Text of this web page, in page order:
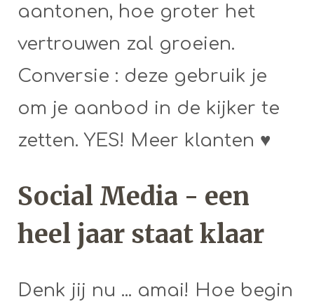
aantonen, hoe groter het
vertrouwen zal groeien.
Conversie : deze gebruik je
om je aanbod in de kijker te
zetten. YES! Meer klanten ♥
Social Media - een
heel jaar staat klaar
Denk jij nu ... amai! Hoe begin